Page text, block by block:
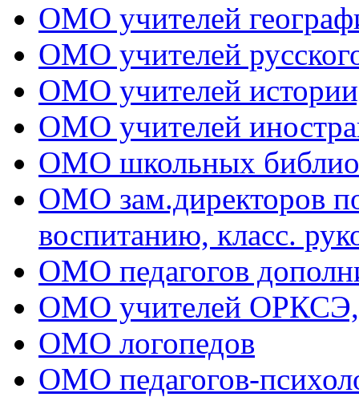
ОМО учителей
ОМО учителей
ОМО учителей
ОМО учителей
ОМО школьных
ОМО зам.директоров
воспитанию, класс.
ОМО педагогов
ОМО учителей
ОМО логопедов
ОМО педагогов-